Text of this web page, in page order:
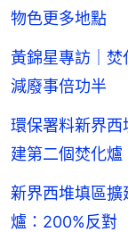
物色更多地點
黃錦星專訪｜
減廢事倍功半
環保署料新界
建第二個焚化爐
新界西堆填區
爐：200%反對